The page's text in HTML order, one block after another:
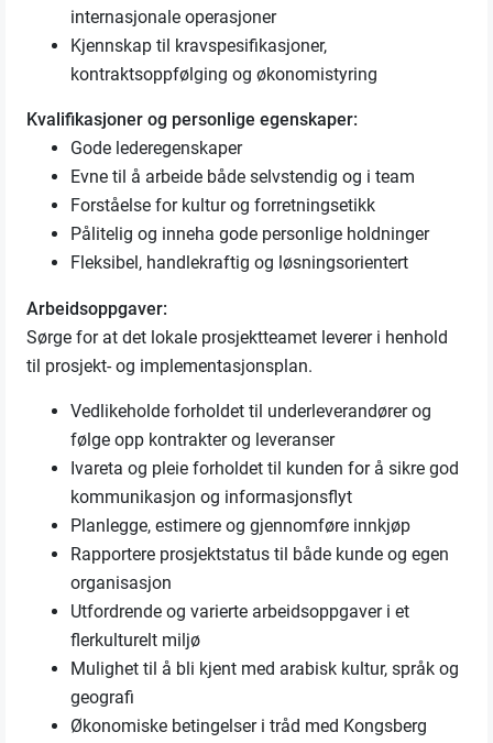
internasjonale operasjoner
Kjennskap til kravspesifikasjoner,
kontraktsoppfølging og økonomistyring
Kvalifikasjoner og personlige egenskaper:
Gode lederegenskaper
Evne til å arbeide både selvstendig og i team
Forståelse for kultur og forretningsetikk
Pålitelig og inneha gode personlige holdninger
Fleksibel, handlekraftig og løsningsorientert
Arbeidsoppgaver:
Sørge for at det lokale prosjektteamet leverer i henhold
til prosjekt- og implementasjonsplan.
Vedlikeholde forholdet til underleverandører og
følge opp kontrakter og leveranser
Ivareta og pleie forholdet til kunden for å sikre god
kommunikasjon og informasjonsflyt
Planlegge, estimere og gjennomføre innkjøp
Rapportere prosjektstatus til både kunde og egen
organisasjon
Utfordrende og varierte arbeidsoppgaver i et
flerkulturelt miljø
Mulighet til å bli kjent med arabisk kultur, språk og
geografi
Økonomiske betingelser i tråd med Kongsberg